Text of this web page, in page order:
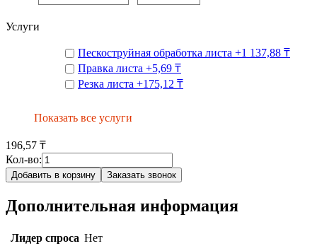
Услуги
Пескоструйная обработка листа +1 137,88 ₸
Правка листа +5,69 ₸
Резка листа +175,12 ₸
Показать все услуги
196,57 ₸
Кол-во:
Добавить в корзину Заказать звонок
Дополнительная информация
Лидер спроса Нет